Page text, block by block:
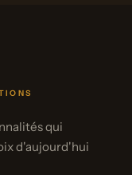
qui
d'aujourd'hui